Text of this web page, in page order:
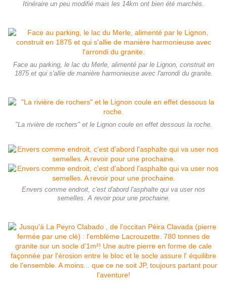
Itinéraire un peu modifié mais les 14km ont bien été marchés.
Face au parking, le lac du Merle, alimenté par le Lignon, construit en
1875 et qui s'allie de manière harmonieuse avec l'arrondi du granite.
"La rivière de rochers" et le Lignon coule en effet dessous la roche.
Envers comme endroit, c'est d'abord l'asphalte qui va user nos
semelles. A revoir pour une prochaine.